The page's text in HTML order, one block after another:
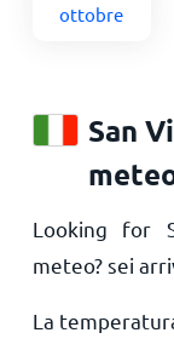
ottobre
San
Looking for
meteo? sei
La